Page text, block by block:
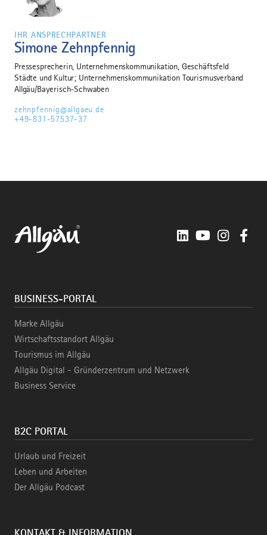
IHR ANSPRECHPARTNER
Simone Zehnpfennig
Pressesprecherin, Unternehmenskommunikation, Geschäftsfeld
Städte und Kultur; Unternehmenskommunikation Tourismusverband
Allgäu/Bayerisch-Schwaben
zehnpfennig@allgaeu.de
+49-831-57537-37
LinkedInYouTube
BUSINESS-PORTAL
Marke Allgäu
Wirtschaftsstandort Allgäu
Tourismus im Allgäu
Allgäu Digital - Gründerzentrum und Netzwerk
Business Service
B2C PORTAL
Urlaub und Freizeit
Leben und Arbeiten
Der Allgäu Podcast
KONTAKT & INFORMATION